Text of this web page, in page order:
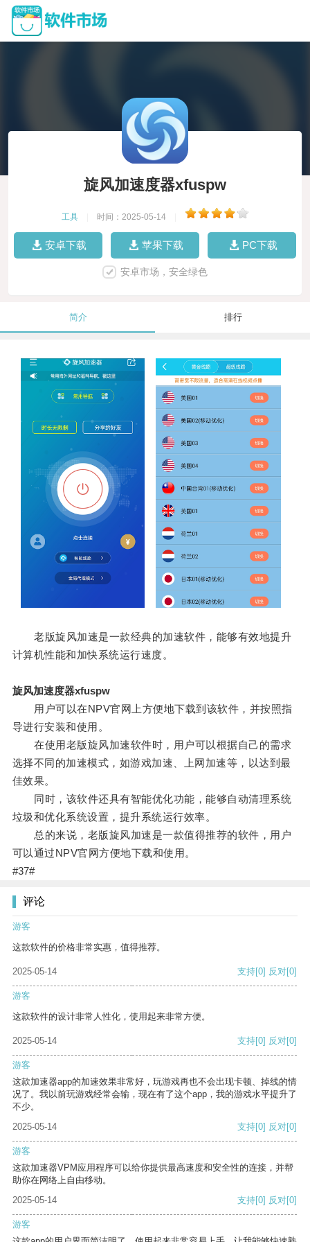
旋风加速度器xfuspw
工具 时间：2025-05-14
安卓下载 苹果下载 PC下载
安卓市场，安全绿色
简介 排行
老版旋风加速是一款经典的加速软件，能够有效地提升
计算机性能和加快系统运行速度。
旋风加速度器xfuspw
用户可以在NPV官网上方便地下载到该软件，并按照指
导进行安装和使用。
在使用老版旋风加速软件时，用户可以根据自己的需求
选择不同的加速模式，如游戏加速、上网加速等，以达到最
佳效果。
同时，该软件还具有智能优化功能，能够自动清理系统
垃圾和优化系统设置，提升系统运行效率。
总的来说，老版旋风加速是一款值得推荐的软件，用户
可以通过NPV官网方便地下载和使用。
#37#
评论
游客
这款软件的价格非常实惠，值得推荐。
2025-05-14 支持[0] 反对[0]
游客
这款软件的设计非常人性化，使用起来非常方便。
2025-05-14 支持[0] 反对[0]
游客
这款加速器app的加速效果非常好，玩游戏再也不会出现卡顿、掉线的情
况了。我以前玩游戏经常会输，现在有了这个app，我的游戏水平提升了
不少。
2025-05-14
支持[0] 反对[0]
游客
这款加速器VPM应用程序可以给你提供最高速度和安全性的连接，并帮
助你在网络上自由移动。
2025-05-14
支持[0] 反对[0]
游客